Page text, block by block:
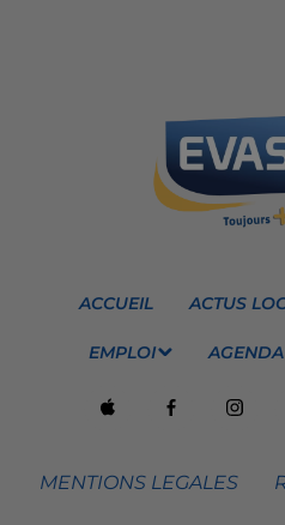
ACCUEIL ACTUS
EMPLOI AGENDA
MENTIONS LEGALES